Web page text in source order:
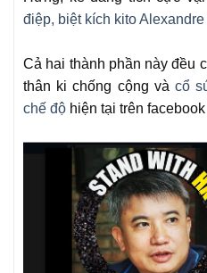
điệp, biệt kích kito
Cả hai thành phần này đều
thân ki chống cộng và cổ
chế độ hiện tại trên